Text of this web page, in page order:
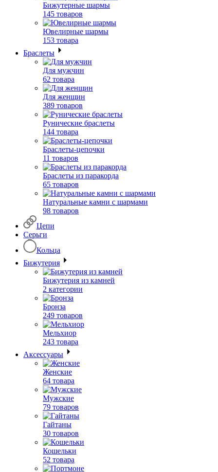
Бижутерные шармы
145 товаров
Ювелирные шармы
153 товара
Браслеты
Для мужчин
62 товара
Для женщин
389 товаров
Рунические браслеты
144 товара
Браслеты-цепочки
11 товаров
Браслеты из паракорда
65 товаров
Натуральные камни с шармами
98 товаров
Цепи
Серьги
Кольца
Бижутерия
Бижутерия из камней
2 категории
Бронза
249 товаров
Мельхиор
243 товара
Аксессуары
Женские
64 товара
Мужские
79 товаров
Гайтаны
30 товаров
Кошельки
52 товара